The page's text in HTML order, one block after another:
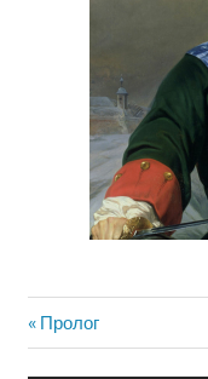
Навигация
Previous
Post:
Пролог